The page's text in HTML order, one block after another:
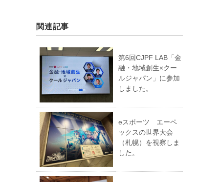
関連記事
第6回CJPF LAB「金
融・地域創生×クー
ルジャパン」に参加
しました。
eスポーツ エーペ
ックスの世界大会
（札幌）を視察しま
した。